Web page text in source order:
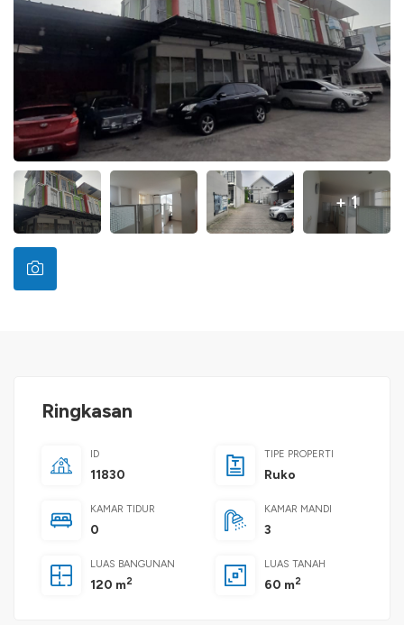
+ 1
Ringkasan
ID
11830
TIPE PROPERTI
Ruko
KAMAR TIDUR
0
KAMAR MANDI
3
LUAS BANGUNAN
120 m2
LUAS TANAH
60 m2